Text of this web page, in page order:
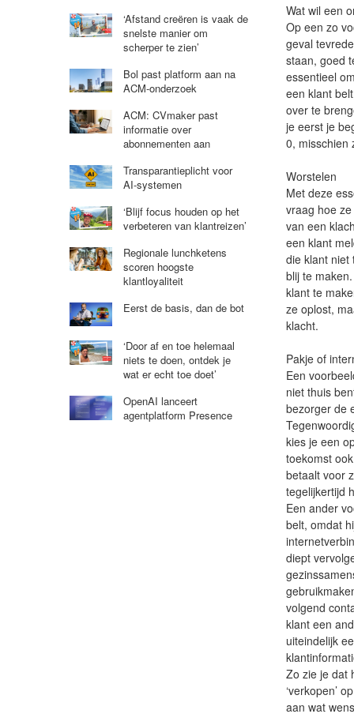
Wat wil een
Op een zo
geval
staan, goed
essentieel
een klant
over te
je eerst je
0, misschien
Worstelen
Met deze
vraag hoe
van een
een klant
die klant niet
blij te
klant te
ze oplost,
klacht.
Pakje of
Een
niet thuis
bezorger de
kies je een
toekomst
betaalt voor
tegelijkertijd
Een ander
belt, omdat
diept
volgend
klant een
uiteindelijk
Zo zie je dat
‘verkopen’
aan wat
‘Afstand creëren is vaak de
snelste manier om
scherper te zien’
Bol past platform aan na
ACM-onderzoek
ACM: CVmaker past
informatie over
abonnementen aan
Transparantieplicht voor
AI-systemen
‘Blijf focus houden op het
verbeteren van klantreizen’
Regionale lunchketens
scoren hoogste
klantloyaliteit
Eerst de basis, dan de bot
‘Door af en toe helemaal
niets te doen, ontdek je
wat er echt toe doet’
OpenAI lanceert
agentplatform Presence